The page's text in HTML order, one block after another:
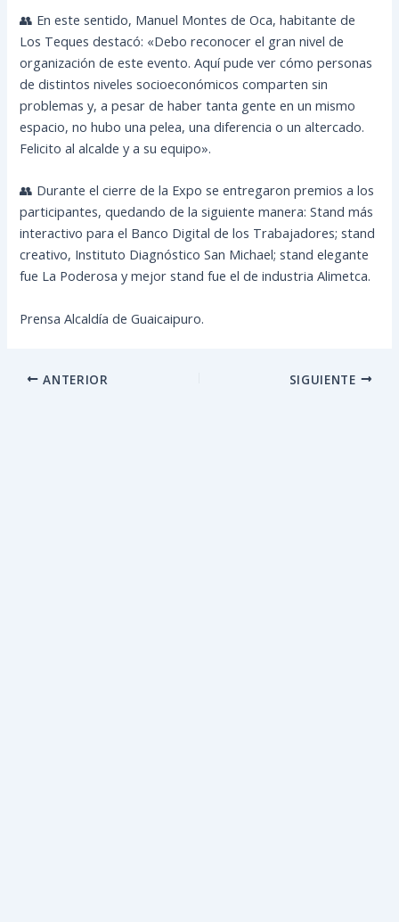
👥 En este sentido, Manuel Montes de Oca, habitante de
Los Teques destacó: «Debo reconocer el gran nivel de
organización de este evento. Aquí pude ver cómo personas
de distintos niveles socioeconómicos comparten sin
problemas y, a pesar de haber tanta gente en un mismo
espacio, no hubo una pelea, una diferencia o un altercado.
Felicito al alcalde y a su equipo».
👥 Durante el cierre de la Expo se entregaron premios a los
participantes, quedando de la siguiente manera: Stand más
interactivo para el Banco Digital de los Trabajadores; stand
creativo, Instituto Diagnóstico San Michael; stand elegante
fue La Poderosa y mejor stand fue el de industria Alimetca.
Prensa Alcaldía de Guaicaipuro.
ANTERIOR SIGUIENTE